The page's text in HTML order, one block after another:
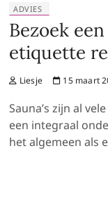
ADVIES
Bezoek
etiquette
Liesje 15 maart
Sauna’s zijn al
een integraal
het algemeen als